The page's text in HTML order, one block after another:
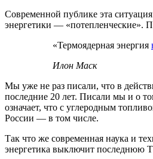
Современной публике эта
энергетики — «потепленческие».
«Термоядерная энергия
Илон Маск
Мы уже не раз писали, что в
последние 20 лет. Писали мы и о
означает, что с углеродным
России — в том числе.
Так что же современная наука и
энергетика выключит последнюю